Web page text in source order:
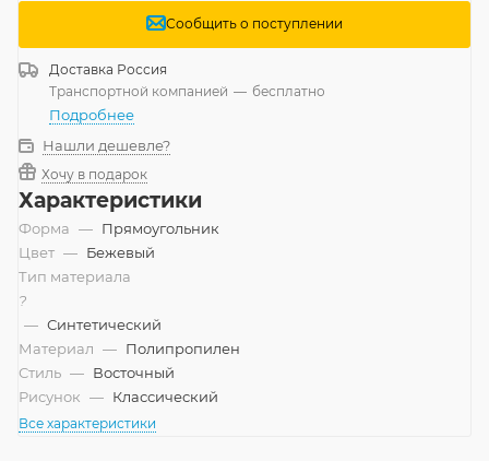
Сообщить о поступлении
Доставка Россия
Транспортной компанией — бесплатно
Подробнее
Нашли дешевле?
Хочу в подарок
Характеристики
Форма — Прямоугольник
Цвет — Бежевый
Тип материала
?
— Синтетический
Материал — Полипропилен
Стиль — Восточный
Рисунок — Классический
Все характеристики